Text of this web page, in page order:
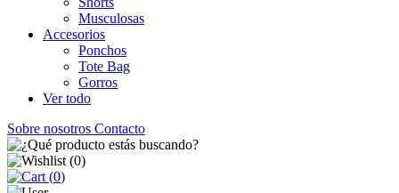
Musculosas
Accesorios
Ponchos
Tote Bag
Gorros
Ver todo
Sobre nosotros Contacto
(0)
(0)